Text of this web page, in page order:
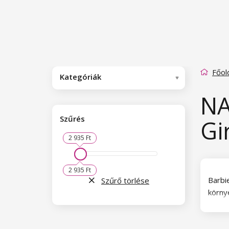
Kategóriák
Szűrés
2 935 Ft
2 935 Ft
Szűrő törlése